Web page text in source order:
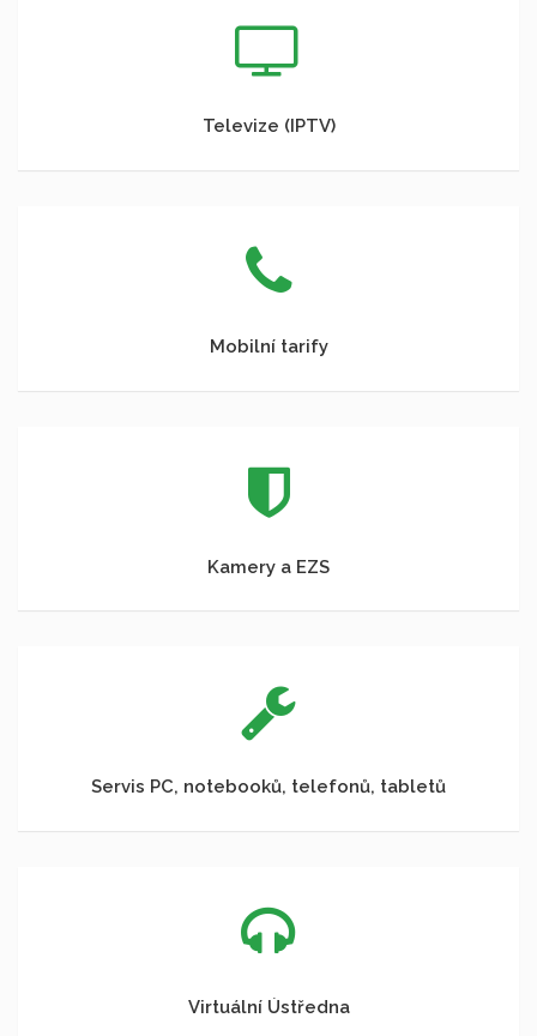
Televize (IPTV)
Mobilní tarify
Kamery a EZS
Servis PC, notebooků, telefonů, tabletů
Virtuální Ústředna